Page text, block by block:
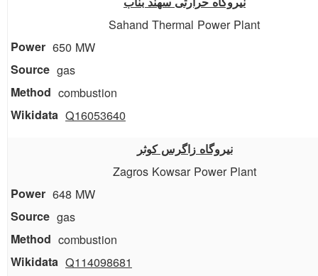
Sahand Thermal Power Plant
650 MW
gas
combustion
Q16053640
نیروگاه زاگرس کوثر
Zagros Kowsar Power Plant
648 MW
gas
combustion
Q114098681